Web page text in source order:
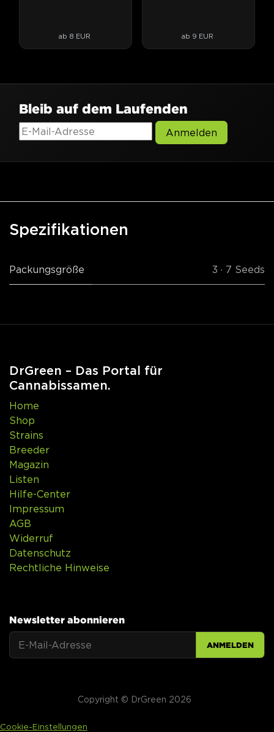
ab 8 EUR ab 9 EUR
Bleib auf dem Laufenden
Anmelden
Spezifikationen
Packungsgröße 3 · 7 Seeds
DrGreen – Das Portal für
Cannabissamen.
Home
Shop
Strains
Breeder
Magazin
Listen
Hilfe-Center
Impressum
AGB
Widerruf
Datenschutz
Rechtliche Hinweise
Newsletter abonnieren
ANMELDEN
Copyright © DrGreen 2026
Cookie-Einstellungen